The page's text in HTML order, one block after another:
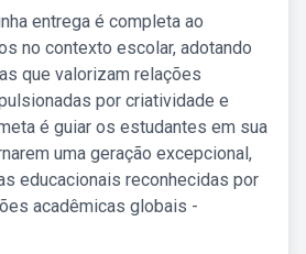
entrega é completa ao
no contexto escolar, adotando
que valorizam relações
por criatividade e
é guiar os estudantes em sua
uma geração excepcional,
educacionais reconhecidas por
acadêmicas globais -